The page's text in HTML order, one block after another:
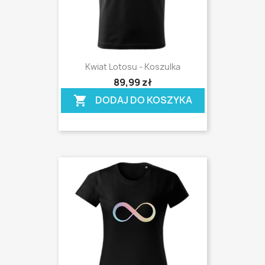
Kwiat Lotosu - Koszulka
89,99 zł
shopping_cart DODAJ DO KOSZYKA